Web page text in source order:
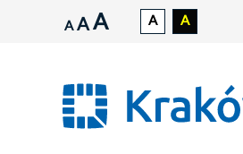
A A A A A